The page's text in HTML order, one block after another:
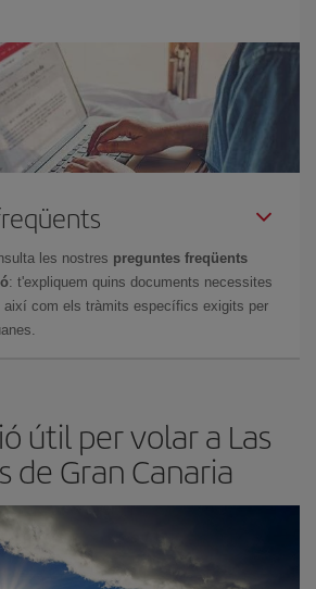
les nostres preguntes freqüents
: t'expliquem quins documents necessites
així com els tràmits específics exigits per
útil per volar a Las
de Gran Canaria